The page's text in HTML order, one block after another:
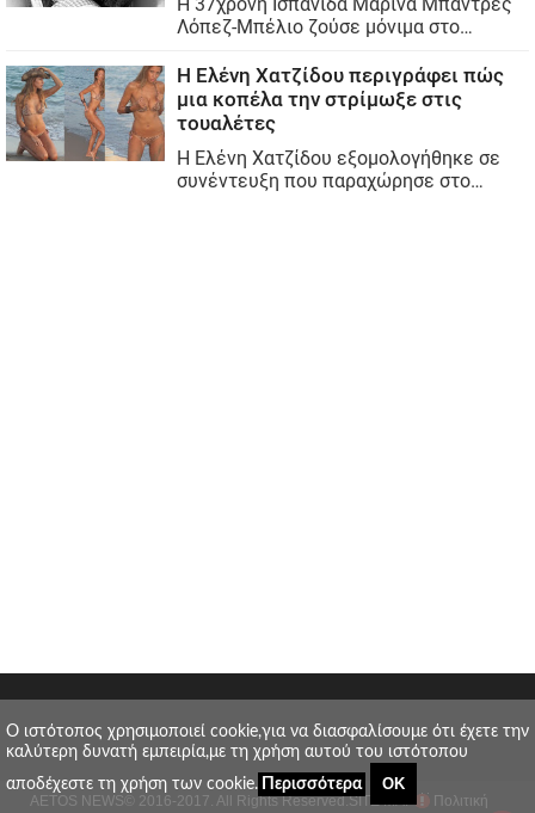
AETOS NEWS © 2016-2017. All Rights Reserved.SITE MAP Πολιτική
O ιστότοπος χρησιμοποιεί cookie,για να διασφαλίσουμε ότι έχετε την
καλύτερη δυνατή εμπειρία,με τη χρήση αυτού του ιστότοπου
αποδέχεστε τη χρήση των cookie.
Περισσότερα ΟΚ